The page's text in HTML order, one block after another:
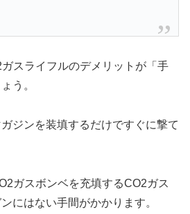
スライフルのデメリットが「手
う。
ジンを装填するだけですぐに撃て
ガスボンベを充填するCO2ガス
にはない手間がかかります。